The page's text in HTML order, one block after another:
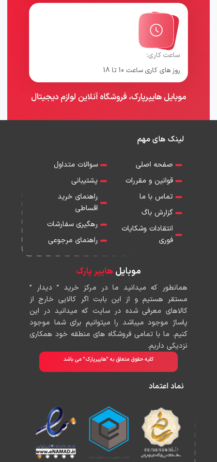
ساعت کاری:
روز های کاری ساعت 10 تا 18
موبایل هایپرپارک، فروشگاه آنلاین لوازم دیجیتال
لینک های مهم
صفحه اصلی
قوانین و مقررات
تماس با ما
گزارش باگ
انتقادات وشکایات
فوری
سوالات متداول
پشتیبانی
راهنمای خرید
اقساطی
رهگیری سفارشات
راهنمای مرجوعی
موبایلهایپر پارک
همانطور که میدانید ما در مرکز خرید ” دیدار ”
مستقر هستیم و از این بابت اگر کالایی خارج از
کالاهای معرفی شده در سایت که میدانید در این
پاساژ موجود میباشد را میتوانیم برای شما موجود
کنیم. ما با تمامی فروشگاه های منطقه خود همکاری
نزدیکی داریم.
کلیه حقوق متعلق به "هایپرپارک" می باشد
نماد اعتماد